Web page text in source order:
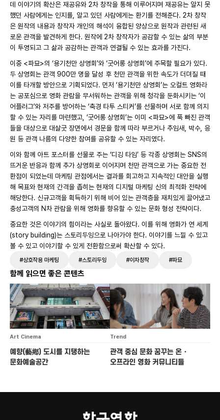
데 이야기의 확산은 재공유와 2차 창작을 통해 이루어지며 재공유는 알지 못
했던 사람에게는 인지를, 알고 있던 사람에게는 환기를 전해준다. 2차 창작
은 원작의 내용과 창작자 개인의 해석이 융합된 양상으로 원작과 관련된 새
로운 관객을 발견하게 한다. 원작에 2차 창작자가 공감할 수 있는 삶의 부분
이 투영되고 그 삶과 공감하는 관객과 연결될 수 있는 효과를 가진다.
이중 <파묘>의 ‘용기천만 상영회’와 ‘굿어롱 상영회’에 주목할 필요가 있다.
두 상영회는 관객 900만 명을 달성 후 천만 관객을 위한 속도가 더뎌질 때
이를 타개할 방안으로 기획되었다. 먼저 ‘용기천만 상영회’는 오컬트 영화라
는 공포심으로 영화 관람을 무서워하는 관객을 위해 청각을 둔화시키는 ‘이
어플러그’와 저주를 방어하는 ‘축경 타투 스티커’를 선물하며 서로 함께 의지
할 수 있는 자리를 마련했고, ‘굿어롱 상영회’는 이미 <파묘>에 푹 빠진 관객
들을 대상으로 대살굿 장면에서 경문을 함께 따라 부르거나 추임새, 박수, 응
원 등 관객 나름의 다양한 참여를 공유할 수 있는 자리였다.
이와 함께 아트 포스터를 선물로 주는 ‘디깅 타임’ 등 각종 상영회는 SNS의
뜨거운 반응과 함께 추가 상영회로 이어지며 천만 관객으로 가는 중요한 전
환점이 되었는데 마케팅 관점에서는 결과를 회고하고 지속적인 대안을 실행
해 목표와 현재의 간격을 좁히는 현재의 디지털 마케팅 신의 최적화 전략에
해당한다. 신규고객을 획득하기 위해 비어 있는 관객층을 재치있게 끌어냈고
충성고객의 N차 관람을 위해 영화를 향유할 수 있는 문화 형성 전략이다.
중요한 것은 이야기의 힘이라는 사실로 돌아왔다. 이를 위해 영화가 연 세계
(story building)는 스토리두잉으로 나아가야 한다. 이야기를 느낄 수 있고
볼 수 있고 이야기할 수 있게 전환함으로써 확산할 수 있다.
#상호작용 마케팅 #스토리두잉 #이차창작 #파묘
함께 읽으면 좋은 콘텐츠
Art Cinema
예향(藝鄕) 도시를 지탱하는
문화예술공간
Trend
관객 중심 문화 꿈꾸는 온・
오프라인 영화 커뮤니티들